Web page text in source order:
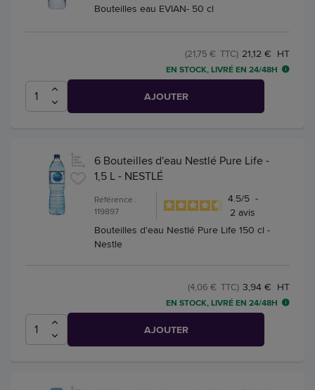
Bouteilles eau EVIAN- 50 cl
21,12 € HT
(21,75 € TTC)
EN STOCK, LIVRÉ EN 24/48H
AJOUTER
6 Bouteilles d'eau Nestlé Pure Life -
1,5 L - NESTLÉ
Référence :
119897
4.5/5 -
2 avis
Bouteilles d'eau Nestlé Pure Life 150 cl -
Nestle
3,94 € HT
(4,06 € TTC)
EN STOCK, LIVRÉ EN 24/48H
AJOUTER